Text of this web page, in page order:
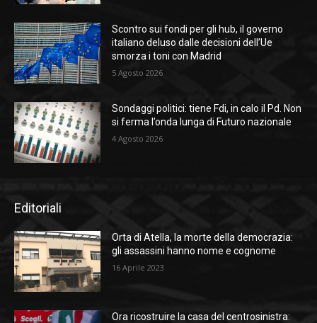
Scontro sui fondi per gli hub, il governo
italiano deluso dalle decisioni dell’Ue
smorza i toni con Madrid
5 Agosto 2026
Sondaggi politici: tiene Fdi, in calo il Pd. Non
si ferma l’onda lunga di Futuro nazionale
4 Agosto 2026
Editoriali
Orta di Atella, la morte della democrazia:
gli assassini hanno nome e cognome
16 Aprile 2023
Ora ricostruire la casa del centrosinistra: